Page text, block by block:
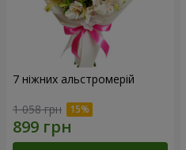
7 ніжних альстромерій
1 058 грн